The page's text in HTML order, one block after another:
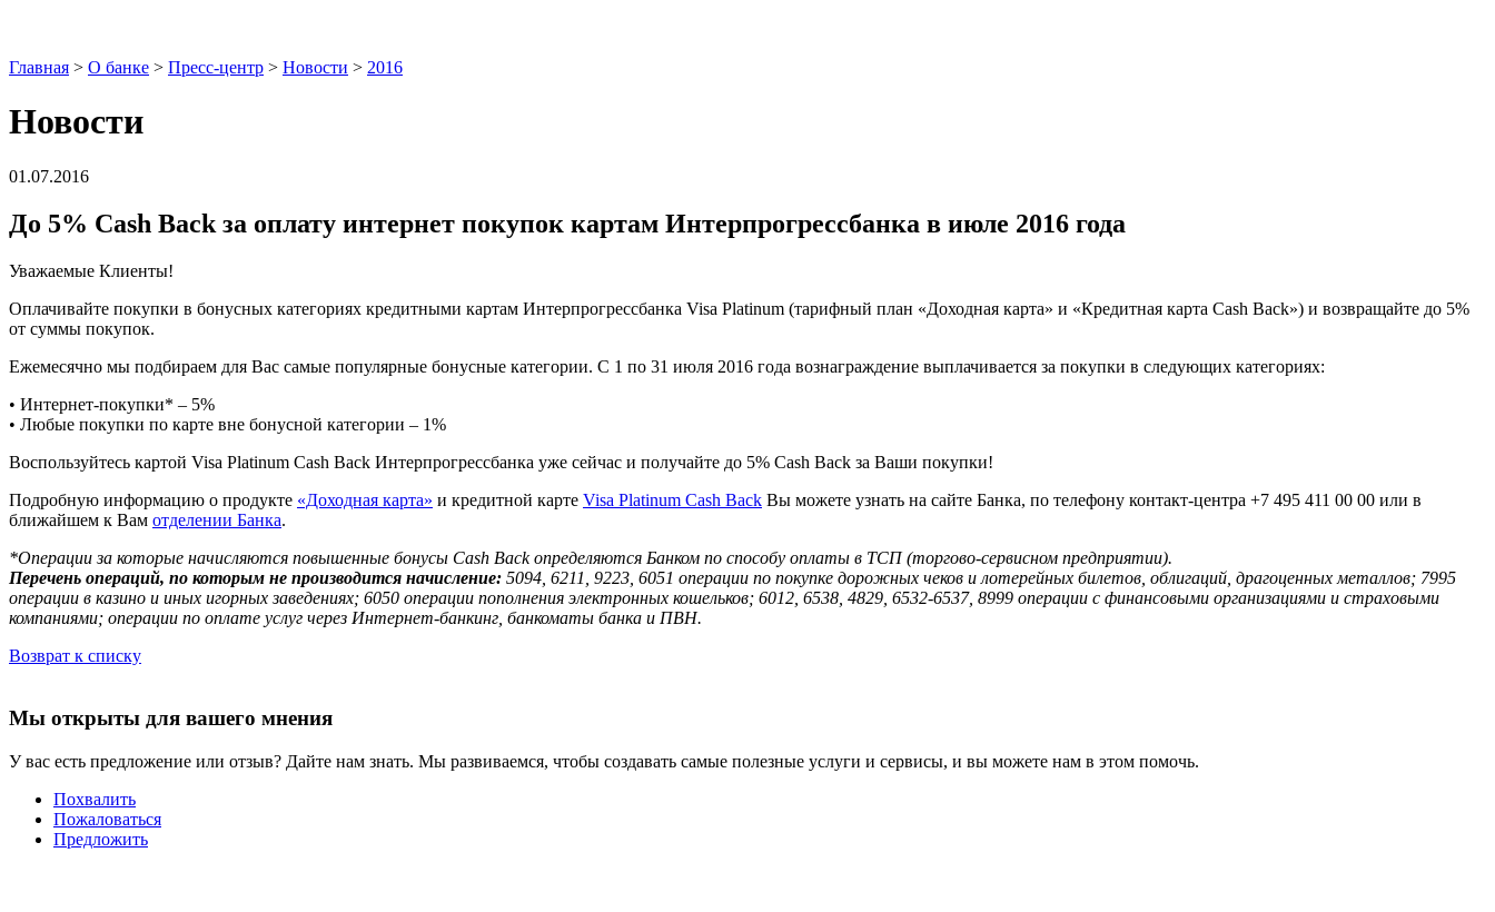
Главная > О банке > Пресс-центр > Новости > 2016
Новости
01.07.2016
До 5% Cash Back за оплату интернет покупок картам Интерпрогрессбанка в июле 2016 года
Уважаемые Клиенты!
Оплачивайте покупки в бонусных категориях кредитными картам Интерпрогрессбанка Visa Platinum (тарифный план «Доходная карта» и «Кредитная карта Cash Back») и возвращайте до 5%
от суммы покупок.
Ежемесячно мы подбираем для Вас самые популярные бонусные категории. С 1 по 31 июля 2016 года вознаграждение выплачивается за покупки в следующих категориях:
• Интернет-покупки* – 5%
• Любые покупки по карте вне бонусной категории – 1%
Воспользуйтесь картой Visa Platinum Cash Back Интерпрогрессбанка уже сейчас и получайте до 5% Cash Back за Ваши покупки!
Подробную информацию о продукте «Доходная карта» и кредитной карте Visa Platinum Cash Back Вы можете узнать на сайте Банка, по телефону контакт-центра +7 495 411 00 00 или в
ближайшем к Вам отделении Банка.
*Операции за которые начисляются повышенные бонусы Cash Back определяются Банком по способу оплаты в ТСП (торгово-сервисном предприятии).
Перечень операций, по которым не производится начисление: 5094, 6211, 9223, 6051 операции по покупке дорожных чеков и лотерейных билетов, облигаций, драгоценных металлов; 7995
операции в казино и иных игорных заведениях; 6050 операции пополнения электронных кошельков; 6012, 6538, 4829, 6532-6537, 8999 операции с финансовыми организациями и страховыми
компаниями; операции по оплате услуг через Интернет-банкинг, банкоматы банка и ПВН.
Возврат к списку
Мы открыты для вашего мнения
У вас есть предложение или отзыв? Дайте нам знать. Мы развиваемся, чтобы создавать самые полезные услуги и сервисы, и вы можете нам в этом помочь.
Похвалить
Пожаловаться
Предложить